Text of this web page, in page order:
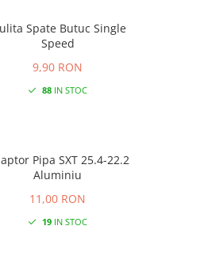
Spate Butuc Single
Speed
9,90 RON
88 IN STOC
Pipa SXT 25.4-22.2
Aluminiu
11,00 RON
19 IN STOC